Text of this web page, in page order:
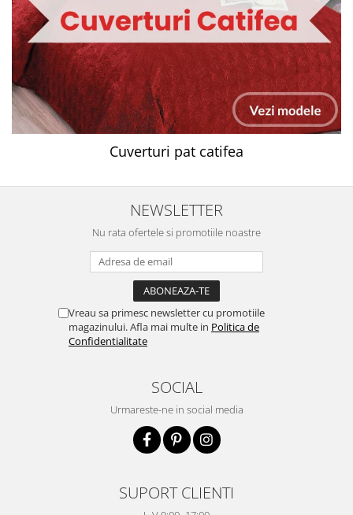
Cuverturi pat catifea
NEWSLETTER
Nu rata ofertele si promotiile noastre
Vreau sa primesc newsletter cu promotiile
magazinului. Afla mai multe in Politica de
Confidentialitate
SOCIAL
Urmareste-ne in social media
SUPORT CLIENTI